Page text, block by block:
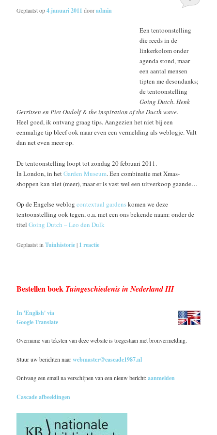
Geplaatst op4 januari 2011 dooradmin
Een tentoonstelling
die reeds in de
linkerkolom onder
agenda stond, maar
een aantal mensen
tipten me desondanks;
de tentoonstelling
Going Dutch. Henk
Gerritsen en Piet Oudolf & the inspiration of the Ducth wave.
Heel goed, ik ontvang graag tips. Aangezien het niet bij een
eenmalige tip bleef ook maar even een vermelding als weblogje. Valt
dan net even meer op.
De tentoonstelling loopt tot zondag 20 februari 2011.
In London, in hetGarden Museum. Een combinatie met Xmas-
shoppen kan niet (meer), maar er is vast wel een uitverkoop gaande…
Op de Engelse weblogcontextual gardenskomen we deze
tentoonstelling ook tegen, o.a. met een ons bekende naam: onder de
titelGoing Dutch – Leo den Dulk
Geplaatst in Tuinhistorie| 1 reactie
Bestellen boek Tuingeschiedenis in Nederland III
In 'English' via
Google Translate
Overname van teksten van deze website is toegestaan met bronvermelding.
Stuur uw berichten naarwebmaster@cascade1987.nl
Ontvang een email na verschijnen van een nieuw bericht:aanmelden
Cascade afbeeldingen